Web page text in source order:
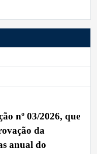
nº 03/2026, que
da
anual do